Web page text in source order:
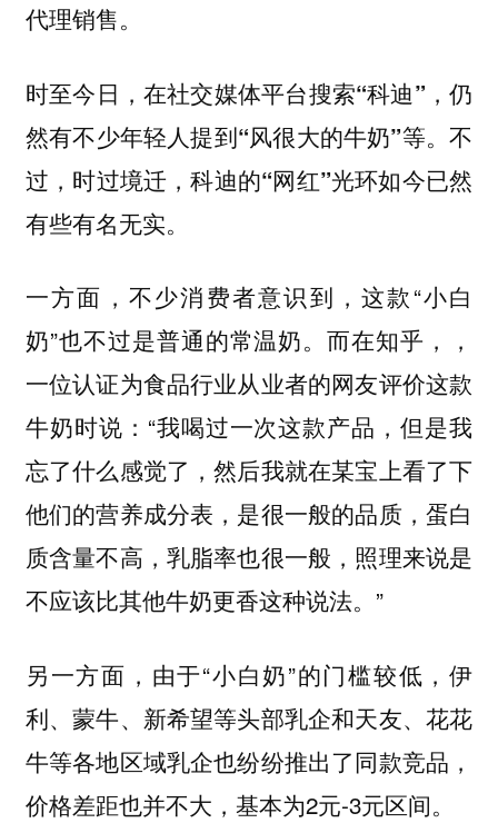
代理销售。
时至今日，在社交媒体平台搜索“科迪”，仍
然有不少年轻人提到“风很大的牛奶”等。不
过，时过境迁，科迪的“网红”光环如今已然
有些有名无实。
一方面，不少消费者意识到，这款“小白
奶”也不过是普通的常温奶。而在知乎，，
一位认证为食品行业从业者的网友评价这款
牛奶时说：“我喝过一次这款产品，但是我
忘了什么感觉了，然后我就在某宝上看了下
他们的营养成分表，是很一般的品质，蛋白
质含量不高，乳脂率也很一般，照理来说是
不应该比其他牛奶更香这种说法。”
另一方面，由于“小白奶”的门槛较低，伊
利、蒙牛、新希望等头部乳企和天友、花花
牛等各地区域乳企也纷纷推出了同款竞品，
价格差距也并不大，基本为2元-3元区间。